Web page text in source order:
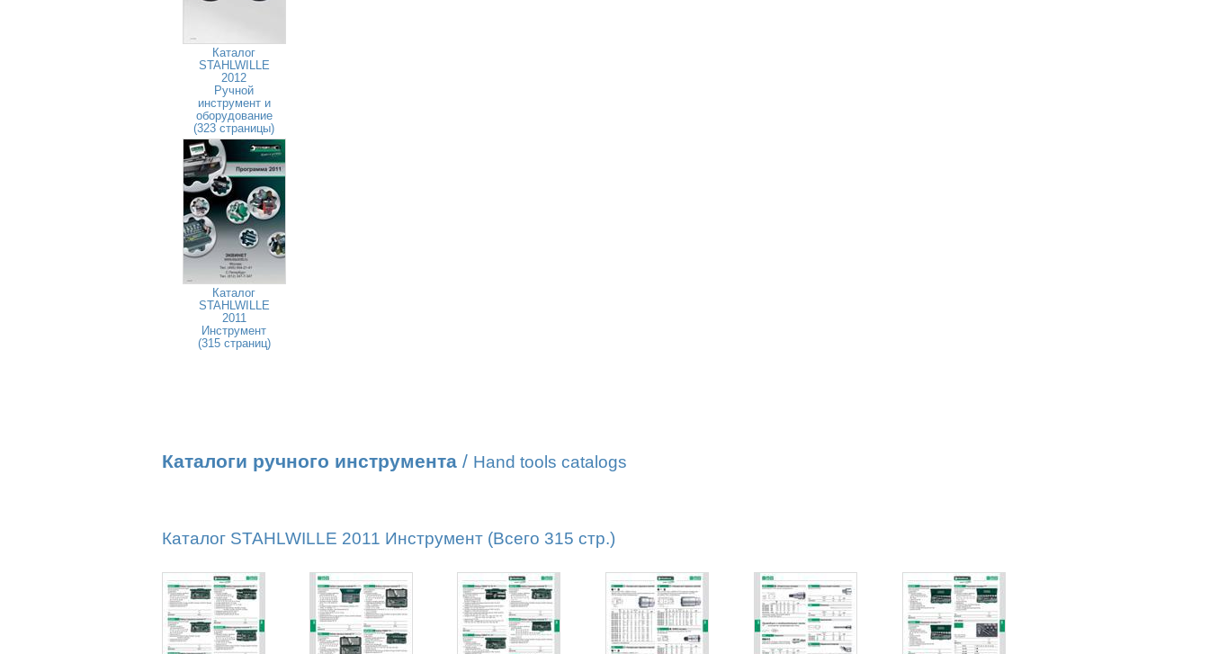
Каталог
STAHLWILLE
2012
Ручной
инструмент и
оборудование
(323 страницы)
Каталог
STAHLWILLE
2011
Инструмент
(315 страниц)
Каталоги ручного инструмента / Hand tools catalogs
Каталог STAHLWILLE 2011 Инструмент (Всего 315 стр.)